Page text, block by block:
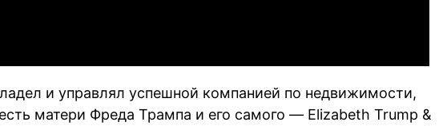
и управлял успешной компанией по недвижимости,
матери Фреда Трампа и его самого — Elizabeth Trump &